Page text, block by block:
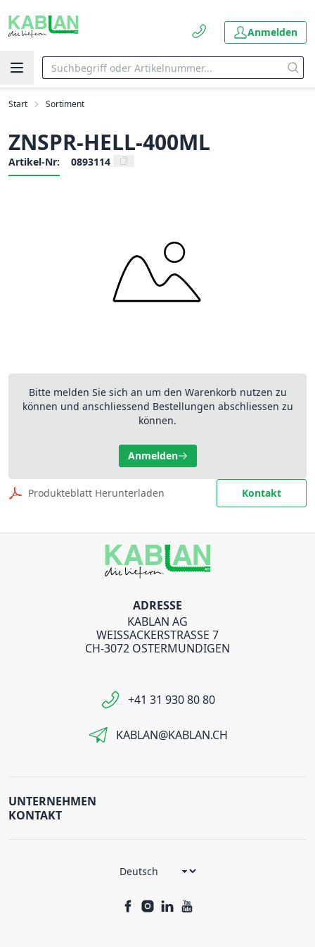
Anmelden
Start Sortiment
ZNSPR-HELL-400ML
Artikel-Nr: 0893114
Bitte melden Sie sich an um den Warenkorb nutzen zu
können und anschliessend Bestellungen abschliessen zu
können.
Anmelden
Produkteblatt Herunterladen Kontakt
ADRESSE
KABLAN AG
WEISSACKERSTRASSE 7
CH-3072 OSTERMUNDIGEN
+41 31 930 80 80
KABLAN@KABLAN.CH
UNTERNEHMEN
KONTAKT